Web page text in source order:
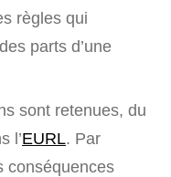
règles qui
parts d’une
sont retenues, du
l’EURL. Par
conséquences